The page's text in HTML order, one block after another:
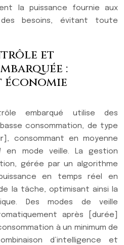
la puissance fournie aux
besoins, évitant toute
et
:
embarqué utilise des
consommation, de type
consommant en moyenne
en mode veille. La gestion
gérée par un algorithme
en temps réel en
la tâche, optimisant ainsi la
Des modes de veille
après [durée]
à un minimum de
d’intelligence et